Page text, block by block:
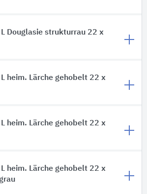
Douglasie strukturrau 22 x
heim. Lärche gehobelt 22 x
heim. Lärche gehobelt 22 x
heim. Lärche gehobelt 22 x